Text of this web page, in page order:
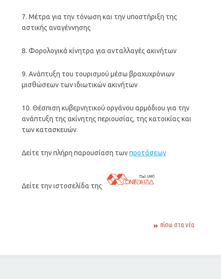
7. Μέτρα για την τόνωση και την υποστήριξη της
αστικής αναγέννησης
8. Φορολογικά κίνητρα για ανταλλαγές ακινήτων
9. Ανάπτυξη του τουρισμού μέσω βραχυχρόνιων
μισθώσεων των ιδιωτικών ακινήτων
10. Θέσπιση κυβερνητικού οργάνου αρμόδιου για την
ανάπτυξη της ακίνητης περιουσίας, της κατοικίας και
των κατασκευών.
Δείτε την πλήρη παρουσίαση τωνπροτάσεων
Δείτε την ιστοσελίδα της
πίσω στα νέα